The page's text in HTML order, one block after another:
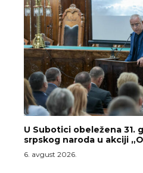
U Subotici obeležena 31.
srpskog naroda u akciji
6. avgust 2026.